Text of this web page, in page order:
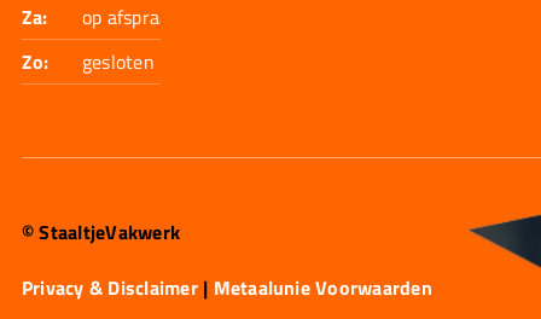
Za:
op afspraak
Zo:
gesloten
© StaaltjeVakwerk
Privacy & Disclaimer| Metaalunie Voorwaarden